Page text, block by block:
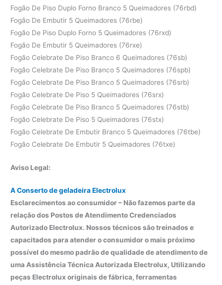
Fogão De Piso Duplo Forno Branco 5 Queimadores (76rbd)
Fogão De Embutir 5 Queimadores (76rbe)
Fogão De Piso Duplo Forno 5 Queimadores (76rxd)
Fogão De Embutir 5 Queimadores (76rxe)
Fogão Celebrate De Piso Branco 6 Queimadores (76sb)
Fogão Celebrate De Piso Branco 5 Queimadores (76spb)
Fogão Celebrate De Piso Branco 5 Queimadores (76srb)
Fogão Celebrate De Piso 5 Queimadores (76srx)
Fogão Celebrate De Piso Branco 5 Queimadores (76stb)
Fogão Celebrate De Piso 5 Queimadores (76stx)
Fogão Celebrate De Embutir Branco 5 Queimadores (76tbe)
Fogão Celebrate De Embutir 5 Queimadores (76txe)
Aviso Legal:
A Conserto de geladeira Electrolux
Esclarecimentos ao consumidor – Não fazemos parte da
relação dos Postos de Atendimento Credenciados
Autorizado Electrolux. Nossos técnicos são treinados e
capacitados para atender o consumidor o mais próximo
possível do mesmo padrão de qualidade de atendimento de
uma Assistência Técnica Autorizada Electrolux, Utilizando
peças Electrolux originais de fábrica, ferramentas